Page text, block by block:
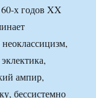
60-х годов XX
ампир,
бессистемно